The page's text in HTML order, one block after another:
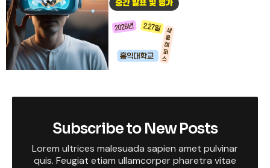
Subscribe to New Posts
Lorem ultrices malesuada sapien amet pulvinar
quis. Feugiat etiam ullamcorper pharetra vitae